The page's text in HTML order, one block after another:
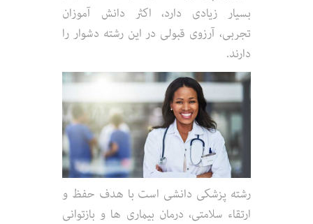
بسیار زیادی دارد، اکثر دانش آموزان
تجربی، آرزوی قبولی در این رشته دشوار را
دارند.
رشته پزشکی دانشی است با هدف حفظ و
ارتقاء سلامتی، درمان بیماری‌ ها و بازتوانی